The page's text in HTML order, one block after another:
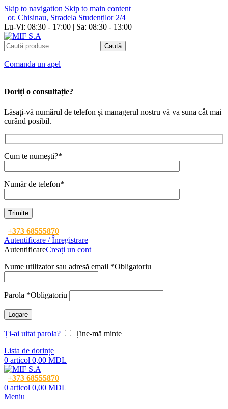
Skip to navigation Skip to main content
or. Chisinau, Stradela Studenților 2/4
Lu-Vi: 08:30 - 17:00 | Sa: 08:30 - 13:00
Caută
Сomanda un apel
Doriți o consultație?
Lăsați-vă numărul de telefon și managerul nostru vă va suna cât mai
curând posibil.
Cum te numești?*
Număr de telefon*
+373 68555870
Autentificare / Înregistrare
AutentificareCreați un cont
Nume utilizator sau adresă email *Obligatoriu
Parola *Obligatoriu
Logare
Ți-ai uitat parola?
Ține-mă minte
Lista de dorințe
0 articol 0,00 MDL
+373 68555870
0 articol 0,00 MDL
Meniu